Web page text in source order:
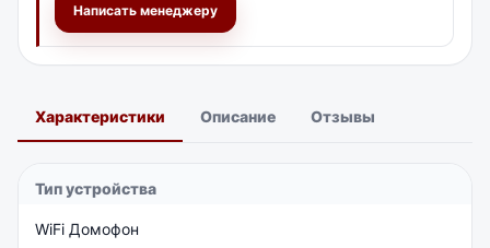
Написать менеджеру
Характеристики Описание Отзывы
Тип устройства
WiFi Домофон